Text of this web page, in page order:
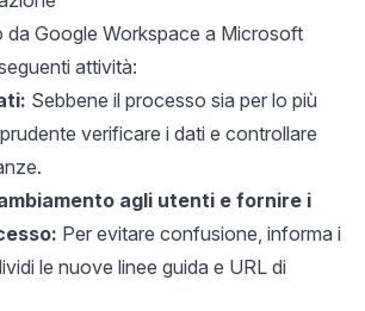
da Google Workspace a Microsoft
attività:
Sebbene il processo sia per lo più
verificare i dati e controllare
agli utenti e fornire i
Per evitare confusione, informa i
le nuove linee guida e URL di